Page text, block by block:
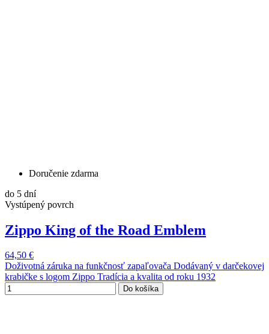
Doručenie zdarma
do 5 dní
Vystúpený povrch
Zippo King of the Road Emblem
64,50 €
Doživotná záruka na funkčnosť zapaľovača Dodávaný v darčekovej
krabičke s logom Zippo Tradícia a kvalita od roku 1932
Do košíka